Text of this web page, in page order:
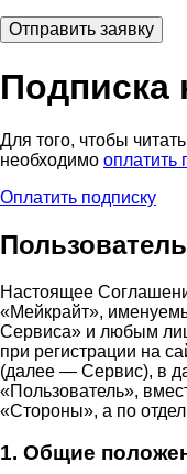
Подписка
Для того, чтобы
необходимо оплатить
Оплатить подписку
Настоящее
«Мейкрайт»,
Сервиса» и любым
при регистрации на
(далее — Сервис), в
«Пользователь»,
«Стороны», а по
1. Общие